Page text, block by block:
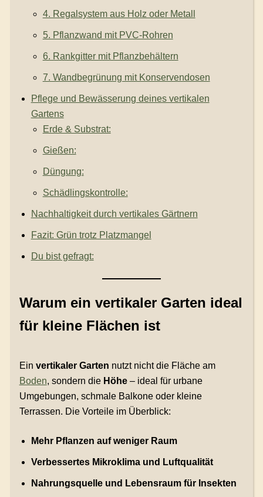
4. Regalsystem aus Holz oder Metall
5. Pflanzwand mit PVC-Rohren
6. Rankgitter mit Pflanzbehältern
7. Wandbegrünung mit Konservendosen
Pflege und Bewässerung deines vertikalen
Gartens
Erde & Substrat:
Gießen:
Düngung:
Schädlingskontrolle:
Nachhaltigkeit durch vertikales Gärtnern
Fazit: Grün trotz Platzmangel
Du bist gefragt:
Warum ein vertikaler Garten ideal
für kleine Flächen ist
Ein vertikaler Garten nutzt nicht die Fläche am
Boden, sondern die Höhe– ideal für urbane
Umgebungen, schmale Balkone oder kleine
Terrassen. Die Vorteile im Überblick:
Mehr Pflanzen auf weniger Raum
Verbessertes Mikroklima und Luftqualität
Nahrungsquelle und Lebensraum für Insekten